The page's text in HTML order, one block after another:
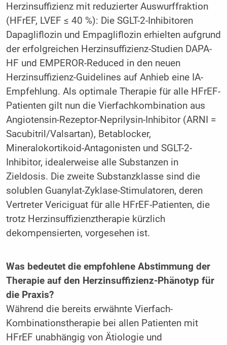
Herzinsuffizienz mit reduzierter Auswurffraktion
(HFrEF, LVEF ≤ 40 %): Die SGLT-2-Inhibitoren
Dapagliflozin und Empagliflozin erhielten aufgrund
der erfolgreichen Herzinsuffizienz-Studien DAPA-
HF und EMPEROR-Reduced in den neuen
Herzinsuffizienz-Guidelines auf Anhieb eine IA-
Empfehlung. Als optimale Therapie für alle HFrEF-
Patienten gilt nun die Vierfachkombination aus
Angiotensin-Rezeptor-Neprilysin-Inhibitor (ARNI =
Sacubitril/Valsartan), Betablocker,
Mineralokortikoid-Antagonisten und SGLT-2-
Inhibitor, idealerweise alle Substanzen in
Zieldosis. Die zweite Substanzklasse sind die
solublen Guanylat-Zyklase-Stimulatoren, deren
Vertreter Vericiguat für alle HFrEF-Patienten, die
trotz Herzinsuffizienztherapie kürzlich
dekompensierten, vorgesehen ist.
Was bedeutet die empfohlene Abstimmung der
Therapie auf den Herzinsuffizienz-Phänotyp für
die Praxis?
Während die bereits erwähnte Vierfach-
Kombinationstherapie bei allen Patienten mit
HFrEF unabhängig von Ätiologie und